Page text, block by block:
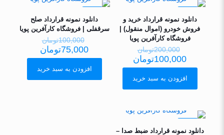
دانلود نمونه قرارداد خرید و
فروش خودرو (اموال منقول) |
فروشگاه کارآفرین پویا
200,000تومان
100,000تومان
افزودن به سبد خرید
دانلود نمونه قرارداد صلح
سرقفلی | فروشگاه کارآفرین پویا
100,000تومان
75,000تومان
افزودن به سبد خرید
دانلود نمونه قرارداد ضبط صدا –